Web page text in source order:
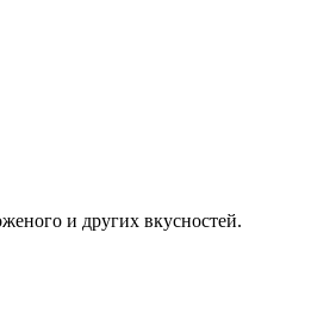
и других вкусностей.